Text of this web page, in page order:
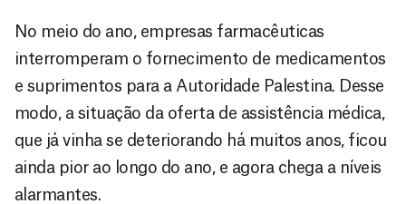
No meio do ano, empresas farmacêuticas
interromperam o fornecimento de medicamentos
e suprimentos para a Autoridade Palestina. Desse
modo, a situação da oferta de assistência médica,
que já vinha se deteriorando há muitos anos, ficou
ainda pior ao longo do ano, e agora chega a níveis
alarmantes.